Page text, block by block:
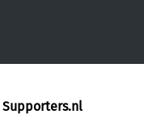
Supporters.nl